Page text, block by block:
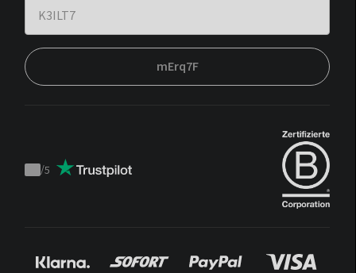
mErq7F
Trustpilot
/5